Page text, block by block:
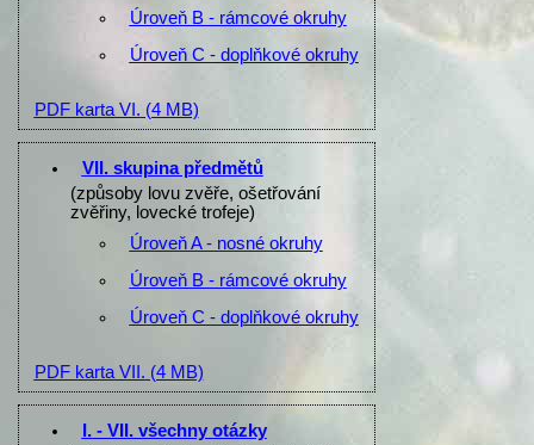
Úroveň B - rámcové okruhy
Úroveň C - doplňkové okruhy
PDF karta VI. (4 MB)
VII. skupina předmětů
(způsoby lovu zvěře, ošetřování
zvěřiny, lovecké trofeje)
Úroveň A - nosné okruhy
Úroveň B - rámcové okruhy
Úroveň C - doplňkové okruhy
PDF karta VII. (4 MB)
I. - VII. všechny otázky